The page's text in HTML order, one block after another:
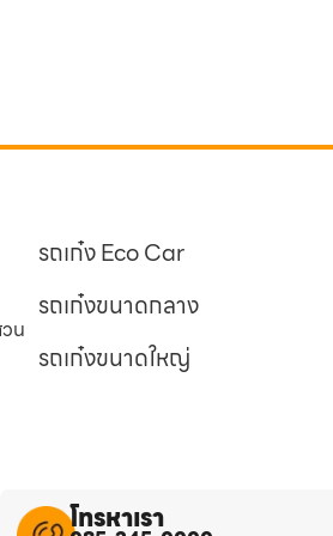
น
รถเก๋ง Eco Car
รถเก๋งขนาดกลาง
รถเก๋งขนาดใหญ่
โทรหาเรา